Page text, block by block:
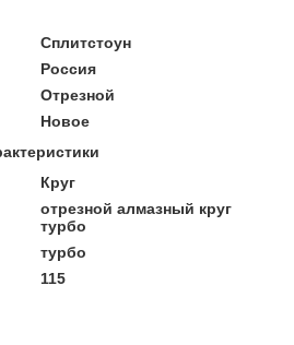
Сплитстоун
Россия
Отрезной
Новое
Круг
отрезной алмазный круг
турбо
турбо
115